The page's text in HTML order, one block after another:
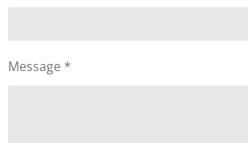
Message *